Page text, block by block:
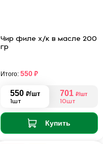
Чир филе х/к в масле 200
гр
550 ₽/шт
1шт
701 ₽/шт
10шт
Купить
Итого: 550₽